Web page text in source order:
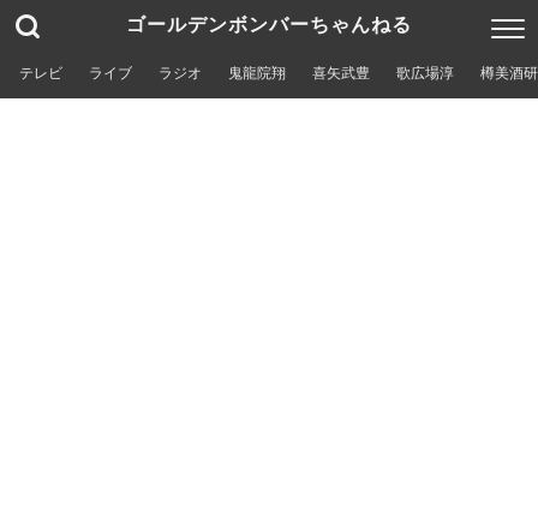
ゴールデンボンバーちゃんねる
テレビ ライブ ラジオ 鬼龍院翔 喜矢武豊 歌広場淳 樽美酒